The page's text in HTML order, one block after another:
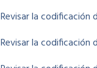
Revisar la
Revisar la